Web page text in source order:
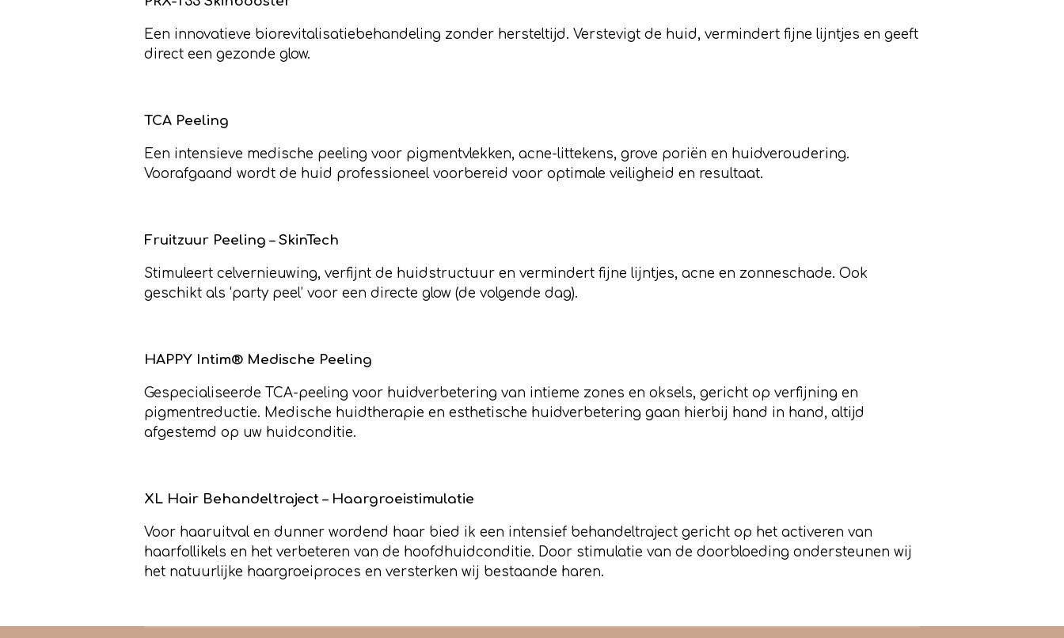
Een innovatieve biorevitalisatiebehandeling zonder hersteltijd. Verstevigt de huid, vermindert fijne lijntjes en geeft
direct een gezonde glow.
TCA Peeling
Een intensieve medische peeling voor pigmentvlekken, acne-littekens, grove poriën en huidveroudering.
Voorafgaand wordt de huid professioneel voorbereid voor optimale veiligheid en resultaat.
Fruitzuur Peeling – SkinTech
Stimuleert celvernieuwing, verfijnt de huidstructuur en vermindert fijne lijntjes, acne en zonneschade. Ook
geschikt als ‘party peel’ voor een directe glow (de volgende dag).
HAPPY Intim® Medische Peeling
Gespecialiseerde TCA-peeling voor huidverbetering van intieme zones en oksels, gericht op verfijning en
pigmentreductie. Medische huidtherapie en esthetische huidverbetering gaan hierbij hand in hand, altijd
afgestemd op uw huidconditie.
XL Hair Behandeltraject – Haargroeistimulatie
Voor haaruitval en dunner wordend haar bied ik een intensief behandeltraject gericht op het activeren van
haarfollikels en het verbeteren van de hoofdhuidconditie. Door stimulatie van de doorbloeding ondersteunen wij
het natuurlijke haargroeiproces en versterken wij bestaande haren.